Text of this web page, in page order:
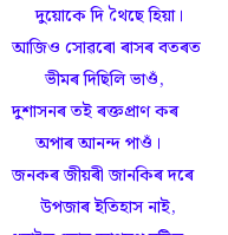
দুয়োকে দি থৈছে হিয়া।
আজিও সোৱৰো ৰাসৰ বতৰত
ভীমৰ দিছিলি ভাওঁ,
দুশাসনৰ তই ৰক্তপ্ৰাণ কৰ
অপাৰ আনন্দ পাওঁ।
জনকৰ জীয়ৰী জানকিৰ দৰে
উপজাৰ ইতিহাস নাই,